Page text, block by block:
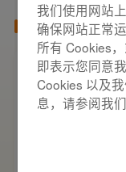
产品百科
家用开关
看”甄选技
开关插座作为
响着长期居
选材，选对
我们使用网站
确保网站正常
所有 Cookies，
即表示您同意
Cookies 以及
息，请参阅我们